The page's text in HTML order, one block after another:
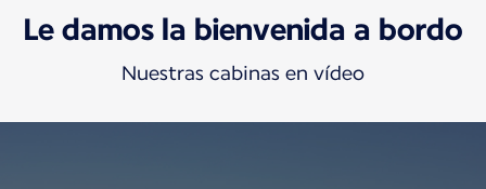
Le damos la bienvenida a bordo
Nuestras cabinas en vídeo